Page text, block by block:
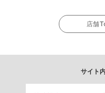
店舗
サイト